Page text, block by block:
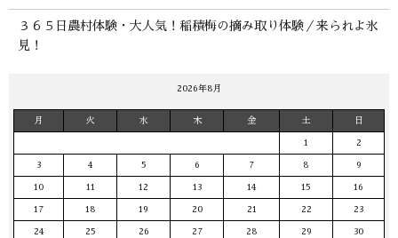
３６５日農村体験・大人気！稲積梅の摘み取り体験／来られよ氷
見！
2026年8月
月 火 水 木 金 土 日
1 2
3 4 5 6 7 8 9
10 11 12 13 14 15 16
17 18 19 20 21 22 23
24 25 26 27 28 29 30